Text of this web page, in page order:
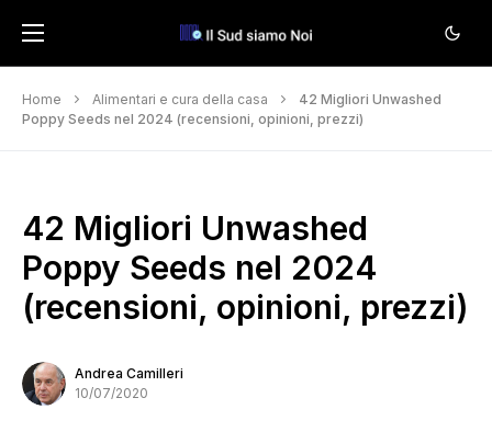
Home Alimentari e cura della casa
42 Migliori Unwashed
Poppy Seeds nel 2024 (recensioni, opinioni, prezzi)
42 Migliori Unwashed
Poppy Seeds nel 2024
(recensioni, opinioni, prezzi)
Andrea Camilleri
10/07/2020